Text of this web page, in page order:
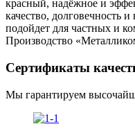
красный, надёжное и
качество, долговечность
подойдет для частных и
Производство
Сертификаты
Мы гарантируем